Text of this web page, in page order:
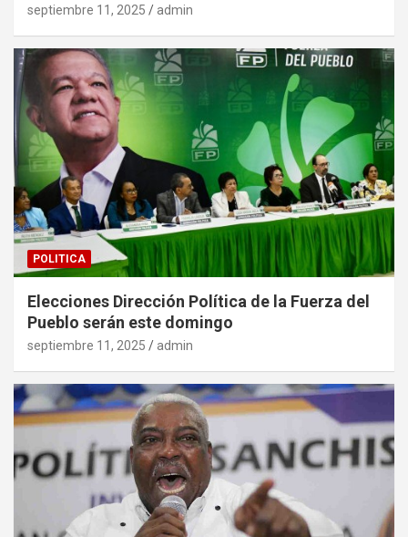
septiembre 11, 2025 admin
POLITICA
Elecciones Dirección Política de la Fuerza del
Pueblo serán este domingo
septiembre 11, 2025 admin